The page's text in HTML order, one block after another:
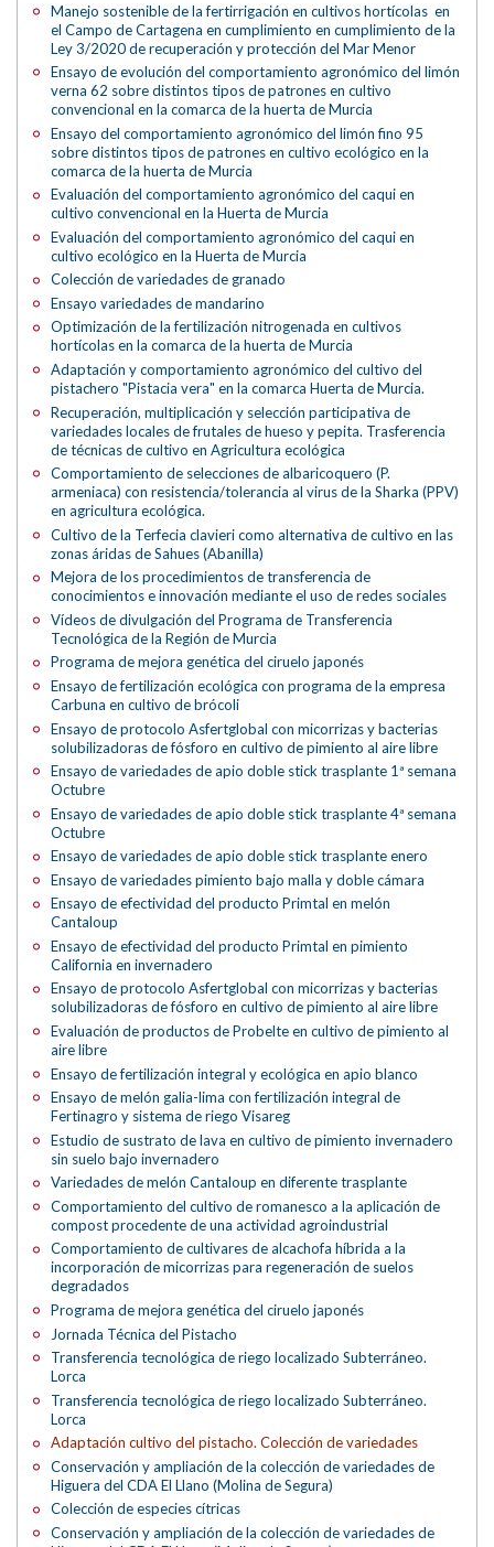
Manejo sostenible de la fertirrigación en cultivos hortícolas en
el Campo de Cartagena en cumplimiento en cumplimiento de la
Ley 3/2020 de recuperación y protección del Mar Menor
Ensayo de evolución del comportamiento agronómico del limón
verna 62 sobre distintos tipos de patrones en cultivo
convencional en la comarca de la huerta de Murcia
Ensayo del comportamiento agronómico del limón fino 95
sobre distintos tipos de patrones en cultivo ecológico en la
comarca de la huerta de Murcia
Evaluación del comportamiento agronómico del caqui en
cultivo convencional en la Huerta de Murcia
Evaluación del comportamiento agronómico del caqui en
cultivo ecológico en la Huerta de Murcia
Colección de variedades de granado
Ensayo variedades de mandarino
Optimización de la fertilización nitrogenada en cultivos
hortícolas en la comarca de la huerta de Murcia
Adaptación y comportamiento agronómico del cultivo del
pistachero "Pistacia vera" en la comarca Huerta de Murcia.
Recuperación, multiplicación y selección participativa de
variedades locales de frutales de hueso y pepita. Trasferencia
de técnicas de cultivo en Agricultura ecológica
Comportamiento de selecciones de albaricoquero (P.
armeniaca) con resistencia/tolerancia al virus de la Sharka (PPV)
en agricultura ecológica.
Cultivo de la Terfecia clavieri como alternativa de cultivo en las
zonas áridas de Sahues (Abanilla)
Mejora de los procedimientos de transferencia de
conocimientos e innovación mediante el uso de redes sociales
Vídeos de divulgación del Programa de Transferencia
Tecnológica de la Región de Murcia
Programa de mejora genética del ciruelo japonés
Ensayo de fertilización ecológica con programa de la empresa
Carbuna en cultivo de brócoli
Ensayo de protocolo Asfertglobal con micorrizas y bacterias
solubilizadoras de fósforo en cultivo de pimiento al aire libre
Ensayo de variedades de apio doble stick trasplante 1ª semana
Octubre
Ensayo de variedades de apio doble stick trasplante 4ª semana
Octubre
Ensayo de variedades de apio doble stick trasplante enero
Ensayo de variedades pimiento bajo malla y doble cámara
Ensayo de efectividad del producto Primtal en melón
Cantaloup
Ensayo de efectividad del producto Primtal en pimiento
California en invernadero
Ensayo de protocolo Asfertglobal con micorrizas y bacterias
solubilizadoras de fósforo en cultivo de pimiento al aire libre
Evaluación de productos de Probelte en cultivo de pimiento al
aire libre
Ensayo de fertilización integral y ecológica en apio blanco
Ensayo de melón galia-lima con fertilización integral de
Fertinagro y sistema de riego Visareg
Estudio de sustrato de lava en cultivo de pimiento invernadero
sin suelo bajo invernadero
Variedades de melón Cantaloup en diferente trasplante
Comportamiento del cultivo de romanesco a la aplicación de
compost procedente de una actividad agroindustrial
Comportamiento de cultivares de alcachofa híbrida a la
incorporación de micorrizas para regeneración de suelos
degradados
Programa de mejora genética del ciruelo japonés
Jornada Técnica del Pistacho
Transferencia tecnológica de riego localizado Subterráneo.
Lorca
Transferencia tecnológica de riego localizado Subterráneo.
Lorca
Adaptación cultivo del pistacho. Colección de variedades
Conservación y ampliación de la colección de variedades de
Higuera del CDA El Llano (Molina de Segura)
Colección de especies cítricas
Conservación y ampliación de la colección de variedades de